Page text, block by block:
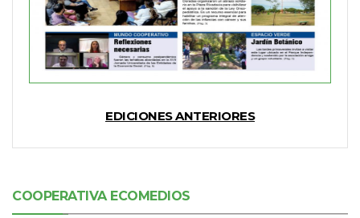
EDICIONES ANTERIORES
COOPERATIVA ECOMEDIOS